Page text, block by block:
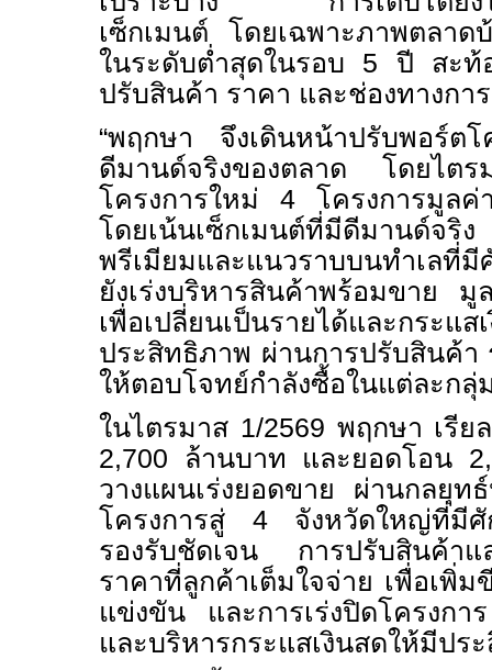
เซ็กเมนต์ โดยเฉพาะภาพตลาด
ในระดับต่ำสุดในรอบ 5 ปี สะท้
ปรับสินค้า ราคา และช่องทางก
“พฤกษา จึงเดินหน้าปรับพอร์ตโ
ดีมานด์จริงของตลาด โดยไต
โครงการใหม่ 4 โครงการมูล
โดยเน้นเซ็กเมนต์ที่มีดีมานด์จ
พรีเมียมและแนวราบบนทำเลที่
ยังเร่งบริหารสินค้าพร้อมขาย
เพื่อเปลี่ยนเป็นรายได้และกระแส
ประสิทธิภาพ ผ่านการปรับสินค้า
ให้ตอบโจทย์กำลังซื้อในแต่ละกลุ่
ในไตรมาส 1/2569 พฤกษา เรีย
2,700 ล้านบาท และยอดโอน
วางแผนเร่งยอดขาย ผ่านกลยุ
โครงการสู่ 4 จังหวัดใหญ่ที่มี
รองรับชัดเจน การปรับสินค้าแ
ราคาที่ลูกค้าเต็มใจจ่าย เพื่อเพิ่
แข่งขัน และการเร่งปิดโครงกา
และบริหารกระแสเงินสดให้มีปร